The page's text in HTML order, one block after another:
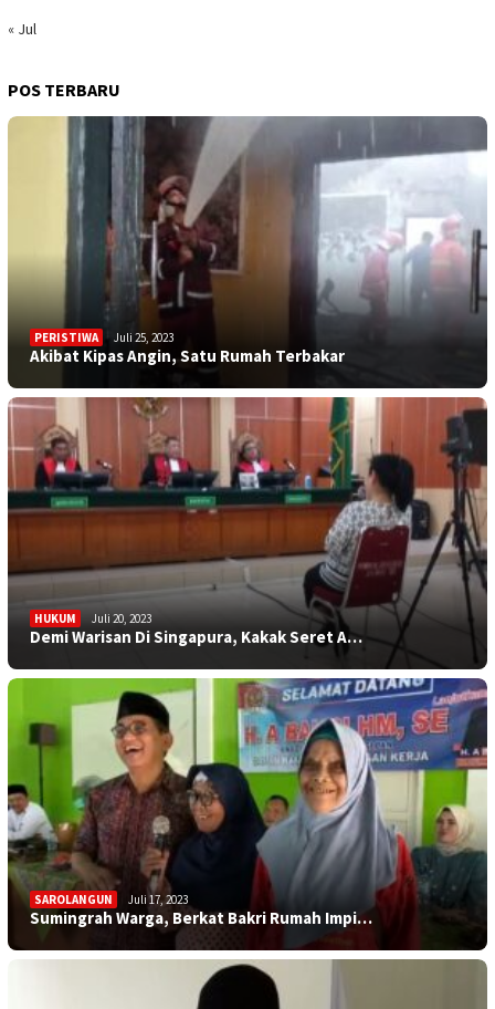
« Jul
POS TERBARU
PERISTIWA Juli 25, 2023
Akibat Kipas Angin, Satu Rumah Terbakar
HUKUM Juli 20, 2023
Demi Warisan Di Singapura, Kakak Seret A…
SAROLANGUN Juli 17, 2023
Sumingrah Warga, Berkat Bakri Rumah Impi…